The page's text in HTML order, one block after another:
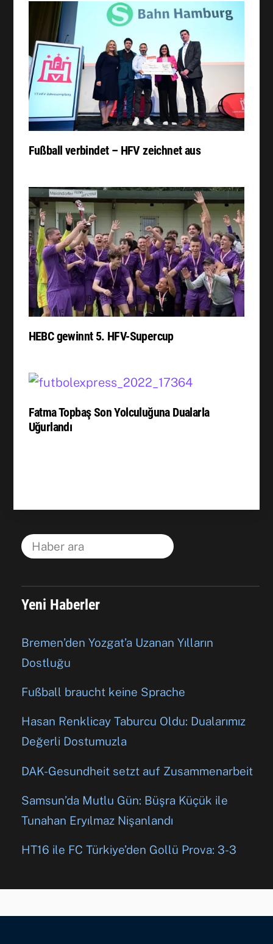
Fußball verbindet – HFV zeichnet aus
HEBC gewinnt 5. HFV-Supercup
Fatma Topbaş Son Yolculuğuna Dualarla
Uğurlandı
Yeni Haberler
Bremen’den Yozgat’a Uzanan Yılların
Dostluğu
Fußball braucht keine Sprache
Hasan Renklicay Taburcu Oldu: Dualarımız
Değerli Dostumuzla
DAK-Gesundheit setzt auf Zusammenarbeit
Samsun’da Mutlu Gün: Büşra Küçük ile
Tunahan Eryılmaz Nişanlandı
HT16 ile FC Türkiye’den Gollü Prova: 3-3